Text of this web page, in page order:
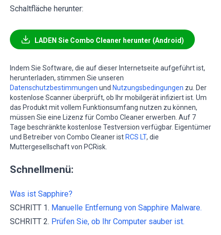
Schaltfläche herunter:
LADEN Sie Combo Cleaner herunter (Android)
Indem Sie Software, die auf dieser Internetseite aufgeführt ist,
herunterladen, stimmen Sie unseren
Datenschutzbestimmungen und Nutzungsbedingungen zu. Der
kostenlose Scanner überprüft, ob Ihr mobilgerät infiziert ist. Um
das Produkt mit vollem Funktionsumfang nutzen zu können,
müssen Sie eine Lizenz für Combo Cleaner erwerben. Auf 7
Tage beschränkte kostenlose Testversion verfügbar. Eigentümer
und Betreiber von Combo Cleaner ist RCS LT, die
Muttergesellschaft von PCRisk.
Schnellmenü:
Was ist Sapphire?
SCHRITT 1. Manuelle Entfernung von Sapphire Malware.
SCHRITT 2. Prüfen Sie, ob Ihr Computer sauber ist.